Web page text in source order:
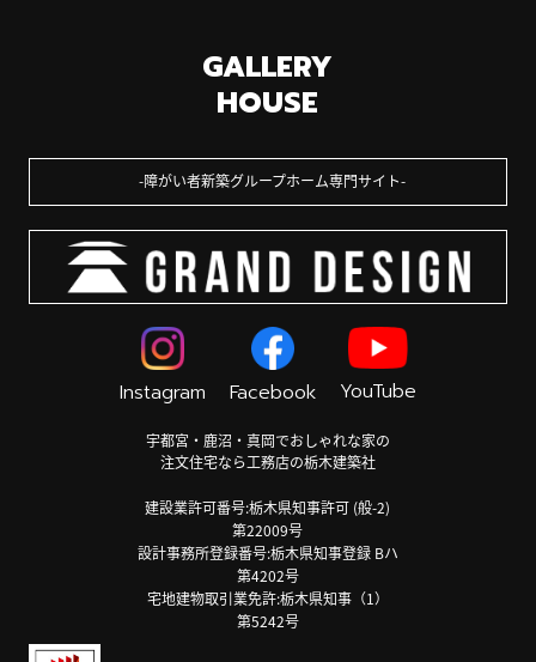
GALLERY
HOUSE
障がい者新築グループホーム専門サイト
Instagram Facebook YouTube
宇都宮・鹿沼・真岡でおしゃれな家の
注文住宅なら工務店の栃木建築社
建設業許可番号:栃木県知事許可 (般-2)
第22009号
設計事務所登録番号:栃木県知事登録 Bハ
第4202号
宅地建物取引業免許:栃木県知事（1）
第5242号